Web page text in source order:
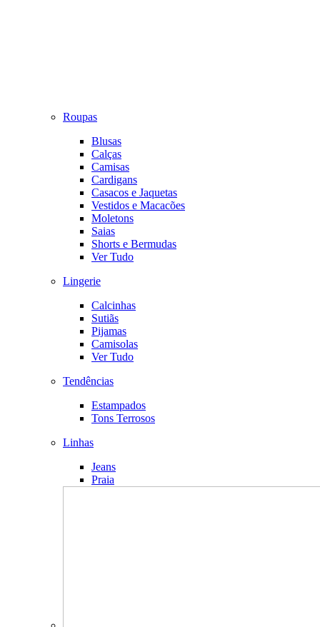
Roupas
Blusas
Calças
Camisas
Cardigans
Casacos e Jaquetas
Vestidos e Macacões
Moletons
Saias
Shorts e Bermudas
Ver Tudo
Lingerie
Calcinhas
Sutiãs
Pijamas
Camisolas
Ver Tudo
Tendências
Estampados
Tons Terrosos
Linhas
Jeans
Praia